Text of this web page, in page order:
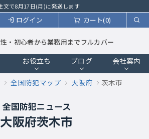
文で8月17日(月)に発送します
カート(0)
ログイン
・初心者から業務用までフルカバー
お役立ち ブログ 会社案内
全国防犯マップ 大阪府 茨木市
全国防犯ニュース
大阪府茨木市